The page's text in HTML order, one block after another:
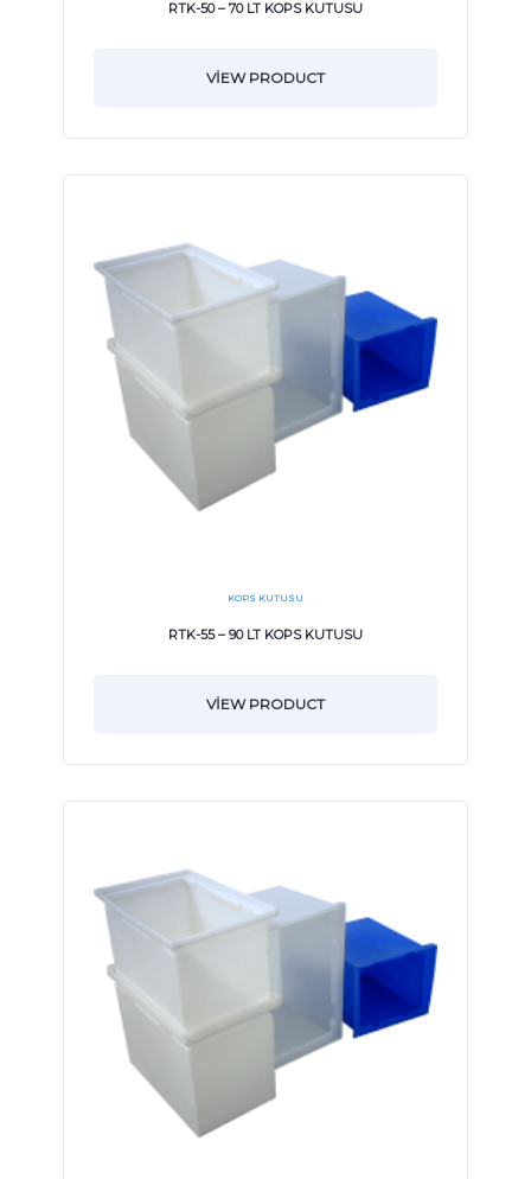
RTK-50 – 70 LT KOPS KUTUSU
VIEW PRODUCT
KOPS KUTUSU
RTK-55 – 90 LT KOPS KUTUSU
VIEW PRODUCT